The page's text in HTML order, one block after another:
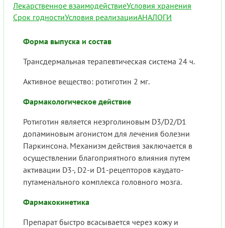
Лекарственное взаимодействиеУсловия хранения
Срок годностиУсловия реализацииАНАЛОГИ
Форма выпуска и состав
Трансдермальная терапевтическая система 24 ч.
Активное вещество: ротиготин 2 мг.
Фармакологическое действие
Ротиготин является неэрголиновым D3/D2/D1
допаминовым агонистом для лечения болезни
Паркинсона. Механизм действия заключается в
осуществлении благоприятного влияния путем
активации D3-, D2-и D1-рецепторов каудато-
путаменального комплекса головного мозга.
Фармакокинетика
Препарат быстро всасывается через кожу и